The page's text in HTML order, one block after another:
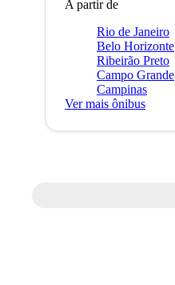
A partir de
Rio de Janeiro
Belo Horizonte
Ribeirão Preto
Campo Grande
Campinas
Ver mais ônibus